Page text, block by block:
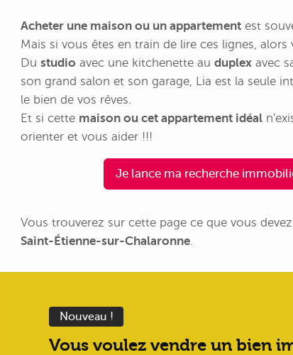
Acheter une maison ou un appartement est
Mais si vous êtes en train de lire ces lignes,
Du studio avec une kitchenette au duplex avec
son grand salon et son garage, Lia est la seule
le bien de vos rêves.
Et si cette maison ou cet appartement idéal
orienter et vous aider !!!
Je lance ma recherche
Vous trouverez sur cette page ce que vous
Saint-Étienne-sur-Chalaronne
Nouveau !
Vous voulez vendre un bien